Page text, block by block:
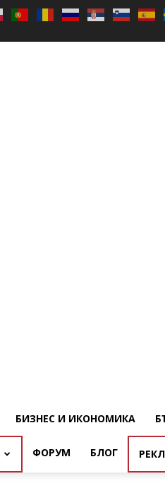
БИЗНЕС И ИКОНОМИКА
ФОРУМ БЛОГ